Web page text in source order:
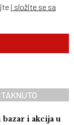
i složite se sa
i akcija u